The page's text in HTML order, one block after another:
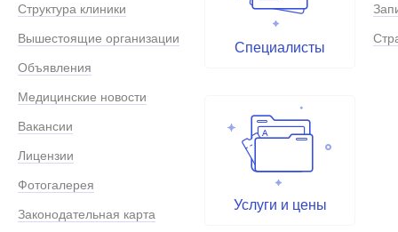
Структура клиники
Вышестоящие организации
Объявления
Медицинские новости
Вакансии
Лицензии
Фотогалерея
Законодательная карта
Специалисты
Услуги и цены